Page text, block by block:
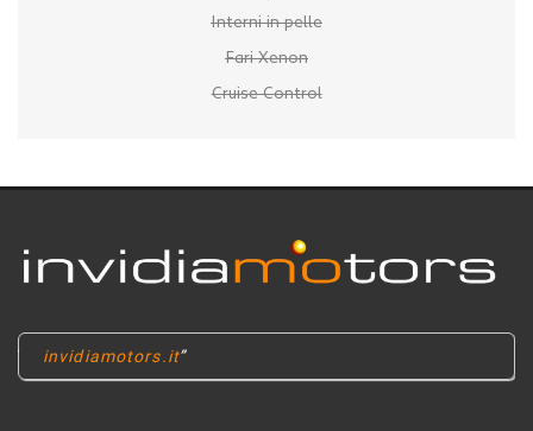
Interni in pelle
Fari Xenon
Cruise Control
invidiamotors.it